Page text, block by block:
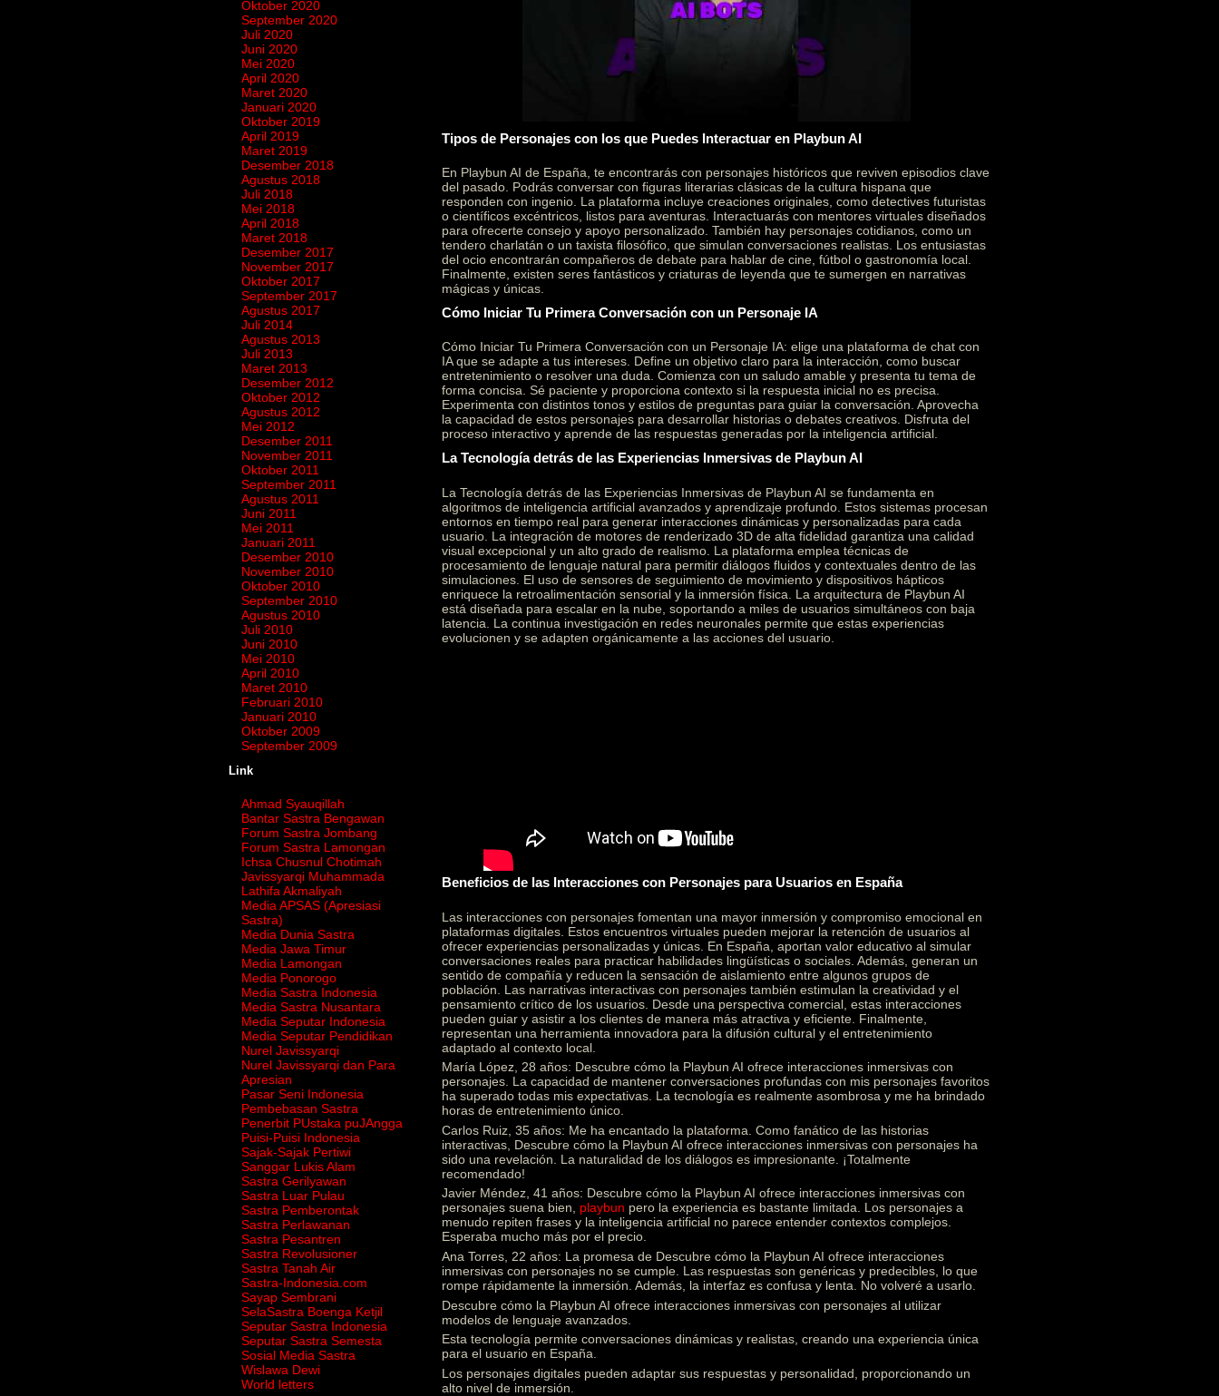
Oktober 2020
September 2020
Juli 2020
Juni 2020
Mei 2020
April 2020
Maret 2020
Januari 2020
Oktober 2019
April 2019
Maret 2019
Desember 2018
Agustus 2018
Juli 2018
Mei 2018
April 2018
Maret 2018
Desember 2017
November 2017
Oktober 2017
September 2017
Agustus 2017
Juli 2014
Agustus 2013
Juli 2013
Maret 2013
Desember 2012
Oktober 2012
Agustus 2012
Mei 2012
Desember 2011
November 2011
Oktober 2011
September 2011
Agustus 2011
Juni 2011
Mei 2011
Januari 2011
Desember 2010
November 2010
Oktober 2010
September 2010
Agustus 2010
Juli 2010
Juni 2010
Mei 2010
April 2010
Maret 2010
Februari 2010
Januari 2010
Oktober 2009
September 2009
Link
Ahmad Syauqillah
Bantar Sastra Bengawan
Forum Sastra Jombang
Forum Sastra Lamongan
Ichsa Chusnul Chotimah
Javissyarqi Muhammada
Lathifa Akmaliyah
Media APSAS (Apresiasi
Sastra)
Media Dunia Sastra
Media Jawa Timur
Media Lamongan
Media Ponorogo
Media Sastra Indonesia
Media Sastra Nusantara
Media Seputar Indonesia
Media Seputar Pendidikan
Nurel Javissyarqi
Nurel Javissyarqi dan Para
Apresian
Pasar Seni Indonesia
Pembebasan Sastra
Penerbit PUstaka puJAngga
Puisi-Puisi Indonesia
Sajak-Sajak Pertiwi
Sanggar Lukis Alam
Sastra Gerilyawan
Sastra Luar Pulau
Sastra Pemberontak
Sastra Perlawanan
Sastra Pesantren
Sastra Revolusioner
Sastra Tanah Air
Sastra-Indonesia.com
Sayap Sembrani
SelaSastra Boenga Ketjil
Seputar Sastra Indonesia
Seputar Sastra Semesta
Sosial Media Sastra
Wislawa Dewi
World letters
Tipos de Personajes con los que Puedes Interactuar en Playbun AI
En Playbun AI de España, te encontrarás con personajes históricos que reviven episodios clave
del pasado. Podrás conversar con figuras literarias clásicas de la cultura hispana que
responden con ingenio. La plataforma incluye creaciones originales, como detectives futuristas
o científicos excéntricos, listos para aventuras. Interactuarás con mentores virtuales diseñados
para ofrecerte consejo y apoyo personalizado. También hay personajes cotidianos, como un
tendero charlatán o un taxista filosófico, que simulan conversaciones realistas. Los entusiastas
del ocio encontrarán compañeros de debate para hablar de cine, fútbol o gastronomía local.
Finalmente, existen seres fantásticos y criaturas de leyenda que te sumergen en narrativas
mágicas y únicas.
Cómo Iniciar Tu Primera Conversación con un Personaje IA
Cómo Iniciar Tu Primera Conversación con un Personaje IA: elige una plataforma de chat con
IA que se adapte a tus intereses. Define un objetivo claro para la interacción, como buscar
entretenimiento o resolver una duda. Comienza con un saludo amable y presenta tu tema de
forma concisa. Sé paciente y proporciona contexto si la respuesta inicial no es precisa.
Experimenta con distintos tonos y estilos de preguntas para guiar la conversación. Aprovecha
la capacidad de estos personajes para desarrollar historias o debates creativos. Disfruta del
proceso interactivo y aprende de las respuestas generadas por la inteligencia artificial.
La Tecnología detrás de las Experiencias Inmersivas de Playbun AI
La Tecnología detrás de las Experiencias Inmersivas de Playbun AI se fundamenta en
algoritmos de inteligencia artificial avanzados y aprendizaje profundo. Estos sistemas procesan
entornos en tiempo real para generar interacciones dinámicas y personalizadas para cada
usuario. La integración de motores de renderizado 3D de alta fidelidad garantiza una calidad
visual excepcional y un alto grado de realismo. La plataforma emplea técnicas de
procesamiento de lenguaje natural para permitir diálogos fluidos y contextuales dentro de las
simulaciones. El uso de sensores de seguimiento de movimiento y dispositivos hápticos
enriquece la retroalimentación sensorial y la inmersión física. La arquitectura de Playbun AI
está diseñada para escalar en la nube, soportando a miles de usuarios simultáneos con baja
latencia. La continua investigación en redes neuronales permite que estas experiencias
evolucionen y se adapten orgánicamente a las acciones del usuario.
Beneficios de las Interacciones con Personajes para Usuarios en España
Las interacciones con personajes fomentan una mayor inmersión y compromiso emocional en
plataformas digitales. Estos encuentros virtuales pueden mejorar la retención de usuarios al
ofrecer experiencias personalizadas y únicas. En España, aportan valor educativo al simular
conversaciones reales para practicar habilidades lingüísticas o sociales. Además, generan un
sentido de compañía y reducen la sensación de aislamiento entre algunos grupos de
población. Las narrativas interactivas con personajes también estimulan la creatividad y el
pensamiento crítico de los usuarios. Desde una perspectiva comercial, estas interacciones
pueden guiar y asistir a los clientes de manera más atractiva y eficiente. Finalmente,
representan una herramienta innovadora para la difusión cultural y el entretenimiento
adaptado al contexto local.
María López, 28 años: Descubre cómo la Playbun AI ofrece interacciones inmersivas con
personajes. La capacidad de mantener conversaciones profundas con mis personajes favoritos
ha superado todas mis expectativas. La tecnología es realmente asombrosa y me ha brindado
horas de entretenimiento único.
Carlos Ruiz, 35 años: Me ha encantado la plataforma. Como fanático de las historias
interactivas, Descubre cómo la Playbun AI ofrece interacciones inmersivas con personajes ha
sido una revelación. La naturalidad de los diálogos es impresionante. ¡Totalmente
recomendado!
Javier Méndez, 41 años: Descubre cómo la Playbun AI ofrece interacciones inmersivas con
personajes suena bien, playbun pero la experiencia es bastante limitada. Los personajes a
menudo repiten frases y la inteligencia artificial no parece entender contextos complejos.
Esperaba mucho más por el precio.
Ana Torres, 22 años: La promesa de Descubre cómo la Playbun AI ofrece interacciones
inmersivas con personajes no se cumple. Las respuestas son genéricas y predecibles, lo que
rompe rápidamente la inmersión. Además, la interfaz es confusa y lenta. No volveré a usarlo.
Descubre cómo la Playbun AI ofrece interacciones inmersivas con personajes al utilizar
modelos de lenguaje avanzados.
Esta tecnología permite conversaciones dinámicas y realistas, creando una experiencia única
para el usuario en España.
Los personajes digitales pueden adaptar sus respuestas y personalidad, proporcionando un
alto nivel de inmersión.